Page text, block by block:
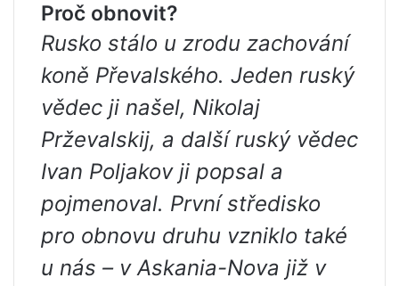
Proč obnovit?
Rusko stálo u zrodu zachování
koně Převalského. Jeden ruský
vědec ji našel, Nikolaj
Prževalskij, a další ruský vědec
Ivan Poljakov ji popsal a
pojmenoval. První středisko
pro obnovu druhu vzniklo také
u nás – v Askania-Nova již v